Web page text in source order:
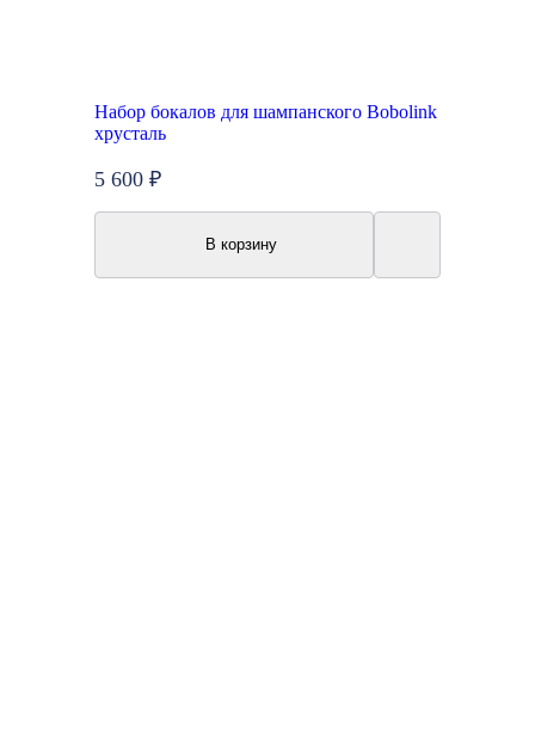
Набор бокалов для шампанского Bobolink
хрусталь
5 600 ₽
В корзину